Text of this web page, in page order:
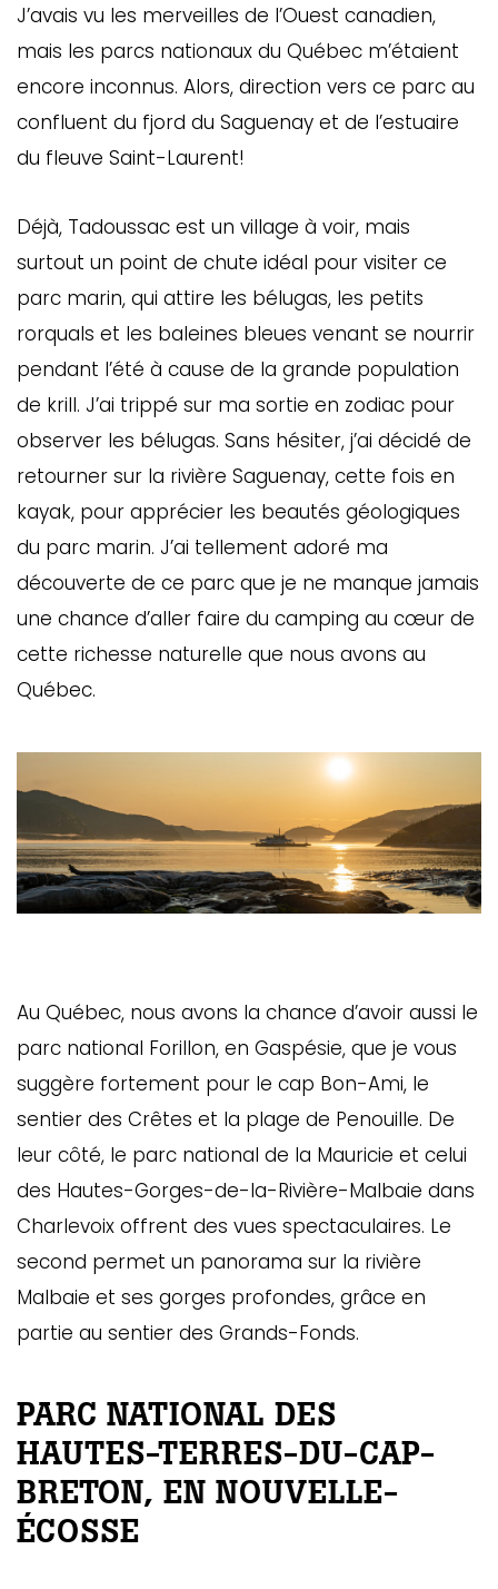
J’avais vu les merveilles de l’Ouest canadien,
mais les parcs nationaux du Québec m’étaient
encore inconnus. Alors, direction vers ce parc au
confluent du fjord du Saguenay et de l’estuaire
du fleuve Saint-Laurent!
Déjà, Tadoussac est un village à voir, mais
surtout un point de chute idéal pour visiter ce
parc marin, qui attire les bélugas, les petits
rorquals et les baleines bleues venant se nourrir
pendant l’été à cause de la grande population
de krill. J’ai trippé sur ma sortie en zodiac pour
observer les bélugas. Sans hésiter, j’ai décidé de
retourner sur la rivière Saguenay, cette fois en
kayak, pour apprécier les beautés géologiques
du parc marin. J’ai tellement adoré ma
découverte de ce parc que je ne manque jamais
une chance d’aller faire du camping au cœur de
cette richesse naturelle que nous avons au
Québec.
Au Québec, nous avons la chance d’avoir aussi le
parc national Forillon, en Gaspésie, que je vous
suggère fortement pour le cap Bon-Ami, le
sentier des Crêtes et la plage de Penouille. De
leur côté, le parc national de la Mauricie et celui
des Hautes-Gorges-de-la-Rivière-Malbaie dans
Charlevoix offrent des vues spectaculaires. Le
second permet un panorama sur la rivière
Malbaie et ses gorges profondes, grâce en
partie au sentier des Grands-Fonds.
PARC NATIONAL DES
HAUTES-TERRES-DU-CAP-
BRETON, EN NOUVELLE-
ÉCOSSE